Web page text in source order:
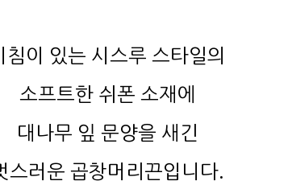
침이 있는 시스루 스타일의
소프트한 쉬폰 소재에
대나무 잎 문양을 새긴
스러운 곱창머리끈입니다.